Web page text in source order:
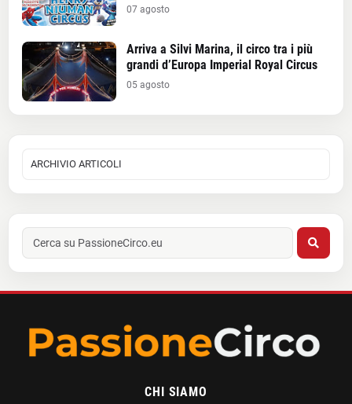
07 agosto
Arriva a Silvi Marina, il circo tra i più
grandi d’Europa Imperial Royal Circus
05 agosto
CHI SIAMO